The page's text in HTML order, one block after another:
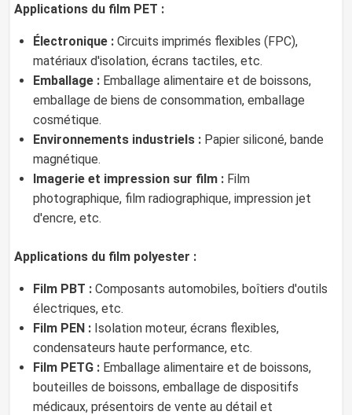
Applications du film PET :
Électronique : Circuits imprimés flexibles (FPC),
matériaux d'isolation, écrans tactiles, etc.
Emballage : Emballage alimentaire et de boissons,
emballage de biens de consommation, emballage
cosmétique.
Environnements industriels : Papier siliconé, bande
magnétique.
Imagerie et impression sur film : Film
photographique, film radiographique, impression jet
d'encre, etc.
Applications du film polyester :
Film PBT : Composants automobiles, boîtiers d'outils
électriques, etc.
Film PEN : Isolation moteur, écrans flexibles,
condensateurs haute performance, etc.
Film PETG : Emballage alimentaire et de boissons,
bouteilles de boissons, emballage de dispositifs
médicaux, présentoirs de vente au détail et